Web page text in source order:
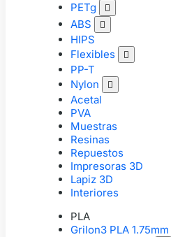
PETg 
ABS 
HIPS
Flexibles

PP-T
Nylon

Acetal
PVA
Muestras
Resinas
Repuestos
Impresoras 3D
Lapiz 3D
Interiores
PLA
Grilon3 PLA 1.75mm